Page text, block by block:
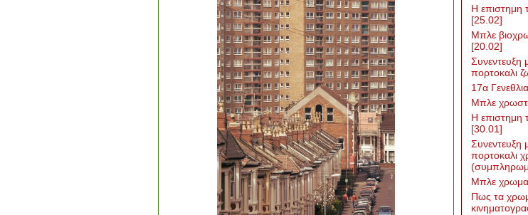
Η επιστημη
[25.02]
Μπλε
[20.02]
Συνεντευξη
πορτοκαλι
17α Γενεθλια
Μπλε
Η επιστημη
[30.01]
Συνεντευξη
πορτοκαλι
Μπλε
Πως τα